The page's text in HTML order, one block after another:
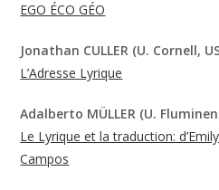
EGO ÉCO GÉO
Jonathan CULLER (U. Cornell,
L’Adresse Lyrique
Adalberto MÜLLER (U.
Le Lyrique et la traduction:
Campos